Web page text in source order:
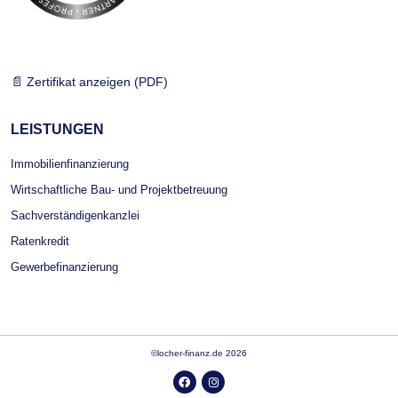
📄 Zertifikat anzeigen (PDF)
LEISTUNGEN
Immobilienfinanzierung
Wirtschaftliche Bau- und Projektbetreuung
Sachverständigenkanzlei
Ratenkredit
Gewerbefinanzierung
©locher-finanz.de 2026